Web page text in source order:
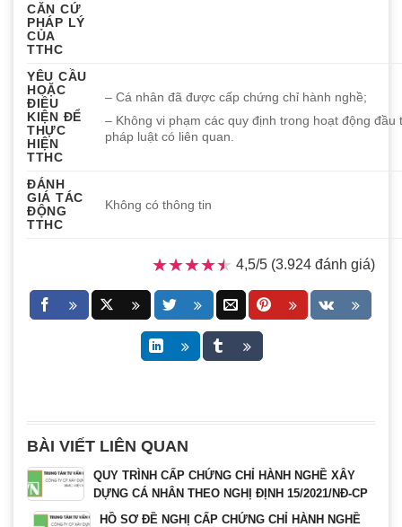
CĂN CỨ
PHÁP LÝ
CỦA
TTHC
YÊU CẦU
HOẶC
ĐIỀU
KIỆN ĐỂ
THỰC
HIỆN
TTHC
– Cá nhân đã được cấp chứng chỉ hành nghề;
– Không vi phạm các quy định trong hoạt động đầu
pháp luật có liên quan.
ĐÁNH
GIÁ TÁC
ĐỘNG
TTHC
Không có thông tin
★★★★★
★★★★★ 4,5/5 (3.924 đánh giá)
BÀI VIẾT LIÊN QUAN
QUY TRÌNH CẤP CHỨNG CHỈ HÀNH NGHỀ XÂY
DỰNG CÁ NHÂN THEO NGHỊ ĐỊNH 15/2021/NĐ-CP
HỒ SƠ ĐỀ NGHỊ CẤP CHỨNG CHỈ HÀNH NGHỀ